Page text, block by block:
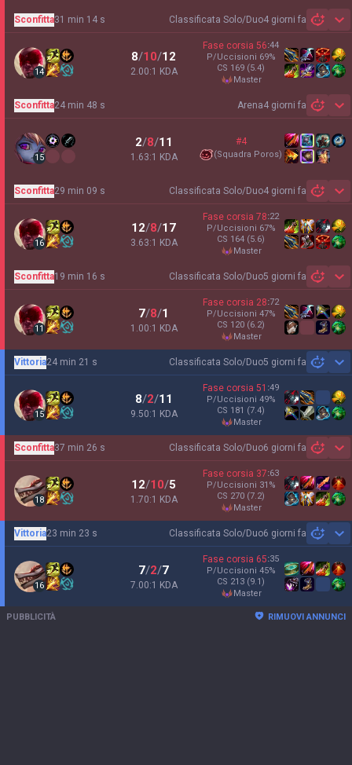
Classificata Solo/Duo4 giorni fa
Sconfitta31 min 14 s
14
8/10/12
2.00:1 KDA
Fase corsia 56:44
P/Uccisioni 69%
CS 169 (5.4)
master
Arena4 giorni fa
Sconfitta24 min 48 s
15
2/8/11
1.63:1 KDA
#4
(Squadra Poros)
Classificata Solo/Duo4 giorni fa
Sconfitta29 min 09 s
16
12/8/17
3.63:1 KDA
Fase corsia 78:22
P/Uccisioni 67%
CS 164 (5.6)
master
Classificata Solo/Duo5 giorni fa
Sconfitta19 min 16 s
11
7/8/1
1.00:1 KDA
Fase corsia 28:72
P/Uccisioni 47%
CS 120 (6.2)
master
Classificata Solo/Duo5 giorni fa
Vittoria24 min 21 s
15
8/2/11
9.50:1 KDA
Fase corsia 51 :49
P/Uccisioni 49%
CS 181 (7.4)
master
Classificata Solo/Duo6 giorni fa
Sconfitta37 min 26 s
18
12/10/5
1.70:1 KDA
Fase corsia 37:63
P/Uccisioni 31 %
CS 270 (7.2)
master
Classificata Solo/Duo6 giorni fa
Vittoria23 min 23 s
16
7/2/7
7.00:1 KDA
Fase corsia 65:35
P/Uccisioni 45%
CS 213 (9.1)
master
PUBBLICITÀ RIMUOVI ANNUNCI